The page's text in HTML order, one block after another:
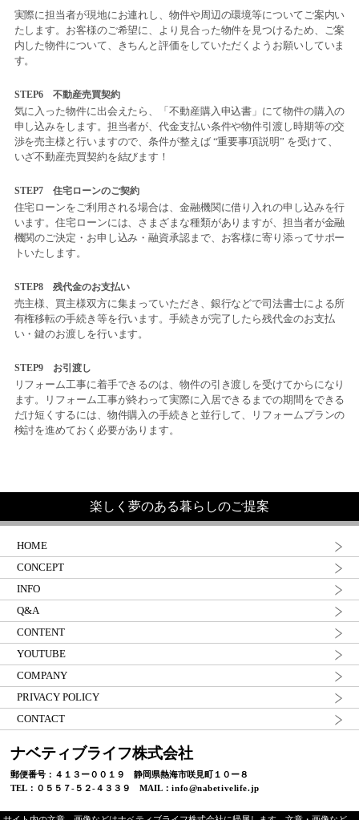
実際に担当者が現地にお連れし、物件や周辺の環境等についてご案内い
たします。お客様のご希望に、より見合った物件を見つけるため、ご案
内した物件について、きちんと評価をしていただくようお願いしていま
す。
STEP6 不動産売買契約
気に入った物件に出会えたら、「不動産購入申込書」にて物件の購入の
申し込みをします。担当者が、代金支払い条件や物件引渡し時期等の交
渉を売主様と行いますので、条件が整えば “重要事項説明” を受けて、
いざ不動産売買契約を結びます！
STEP7 住宅ローンのご契約
住宅ローンをご利用される場合は、金融機関に借り入れの申し込みを行
います。住宅ローンには、さまざまな種類がありますが、担当者が金融
機関のご決定・お申し込み・融資承認まで、お客様に寄り添ってサポー
トいたします。
STEP8 残代金のお支払い
売主様、買主様双方に集まっていただき、銀行などで司法書士による所
有権移転の手続き等を行います。手続きが完了したら残代金のお支払
い・鍵のお渡しを行います。
STEP9 お引渡し
リフォーム工事に着手できるのは、物件の引き渡しを受けてからになり
ます。リフォーム工事が終わって実際に入居できるまでの期間をできる
だけ短くするには、物件購入の手続きと並行して、リフォームプランの
検討を進めておく必要があります。
楽しく夢のある暮らしのご提案
HOME
CONCEPT
INFO
Q&A
CONTENT
YOUTUBE
COMPANY
PRIVACY POLICY
CONTACT
ナベティブライフ株式会社
郵便番号：４１３ー００１９ 静岡県熱海市咲見町１０ー８
TEL：０５５７-５２-４３３９ MAIL：info@nabetivelife.jp